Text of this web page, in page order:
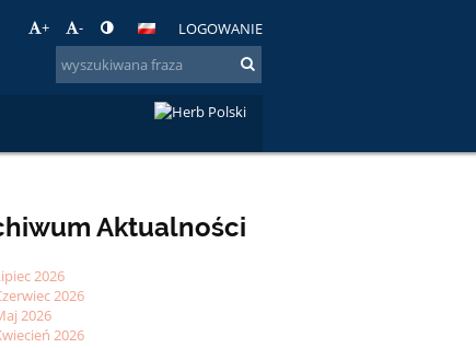
+ - LOGOWANIE
Aktualności
2026
2026
2026
2026